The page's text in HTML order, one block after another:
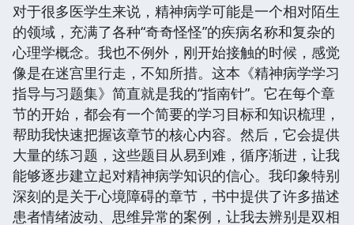
对于很多医学生来说，精神病学可能是一个相对陌生
的领域，充满了各种“奇奇怪怪”的疾病名称和复杂的
心理学概念。我也不例外，刚开始接触的时候，感觉
像是在迷宫里行走，不知所措。这本《精神病学学习
指导与习题集》简直就是我的“指南针”。它在每个章
节的开始，都会有一个简要的学习目标和知识梳理，
帮助我快速把握该章节的核心内容。然后，它会提供
大量的练习题，这些题目从易到难，循序渐进，让我
能够逐步建立起对精神病学知识的信心。我印象特别
深刻的是关于心境障碍的章节，书中提供了许多描述
患者情绪波动、思维异常的案例，让我去辨别是双相